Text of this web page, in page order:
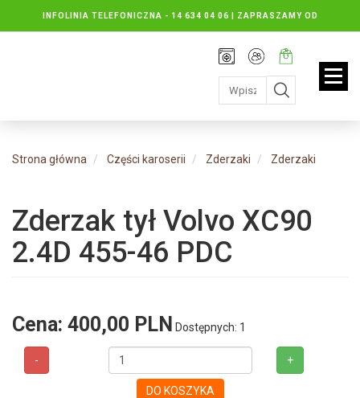
INFOLINIA TELEFONICZNA - 14 634 04 06 | ZAPRASZAMY OD
PONIEDZIAŁKU DO PIĄTKU : 8.30 DO 16.30, SOBOTY: 8.30 DO 13.00
Rejestracja
Moje
konto
Twój
koszyk:
jest
pusty
Strona główna Części karoserii Zderzaki Zderzaki
Zderzak tył Volvo XC90
2.4D 455-46 PDC
Cena: 400,00 PLN Dostępnych: 1
- +
DO KOSZYKA